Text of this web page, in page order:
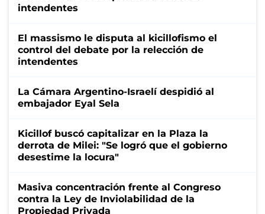
intendentes
El massismo le disputa al kicillofismo el
control del debate por la relección de
intendentes
La Cámara Argentino-Israelí despidió al
embajador Eyal Sela
Kicillof buscó capitalizar en la Plaza la
derrota de Milei: "Se logró que el gobierno
desestime la locura"
Masiva concentración frente al Congreso
contra la Ley de Inviolabilidad de la
Propiedad Privada